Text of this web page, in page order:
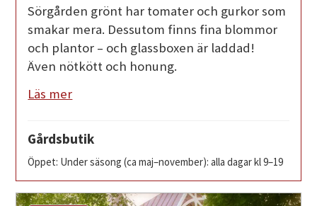
Sörgården grönt har tomater och gurkor som
smakar mera. Dessutom finns fina blommor
och plantor – och glassboxen är laddad!
Även nötkött och honung.
Läs mer
Gårdsbutik
Öppet: Under säsong (ca maj–november): alla dagar kl 9–19